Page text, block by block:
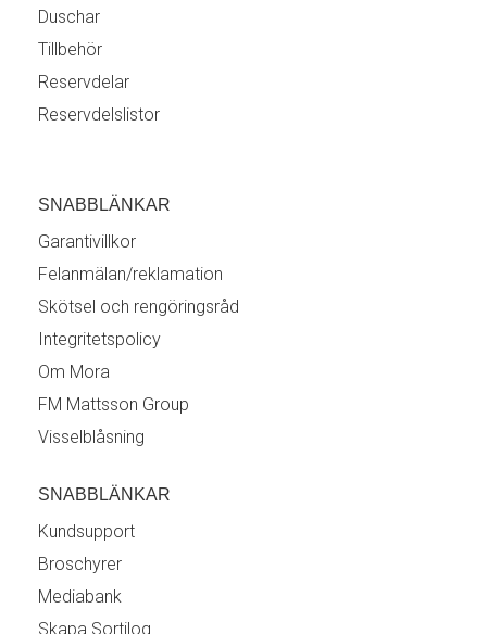
Duschar
Tillbehör
Reservdelar
Reservdelslistor
SNABBLÄNKAR
Garantivillkor
Felanmälan/reklamation
Skötsel och rengöringsråd
Integritetspolicy
Om Mora
FM Mattsson Group
Visselblåsning
SNABBLÄNKAR
Kundsupport
Broschyrer
Mediabank
Skapa Sortilog